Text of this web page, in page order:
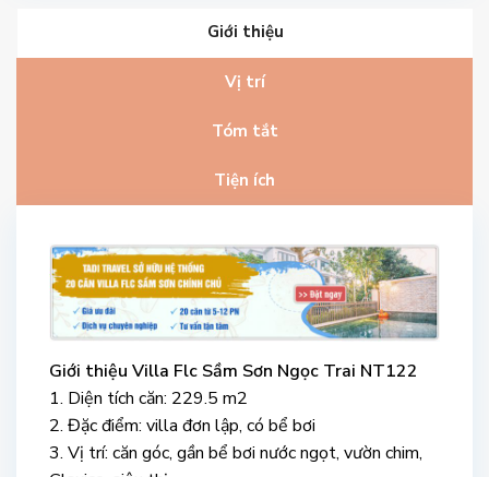
Giới thiệu
Vị trí
Tóm tắt
Tiện ích
Giới thiệu Villa Flc Sầm Sơn Ngọc Trai NT122
1. Diện tích căn: 229.5 m2
2. Đặc điểm: villa đơn lập, có bể bơi
3. Vị trí: căn góc, gần bể bơi nước ngọt, vườn chim,